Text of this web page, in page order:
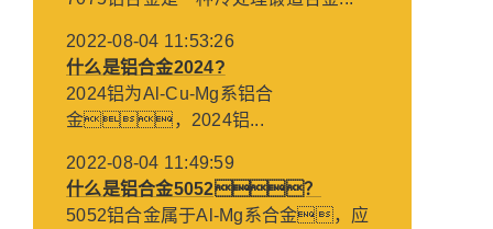
2022-08-04 11:53:26
什么是铝合金2024?
2024铝为Al-Cu-Mg系铝合
金，2024铝...
2022-08-04 11:49:59
什么是铝合金5052？
5052铝合金属于Al-Mg系合金，应